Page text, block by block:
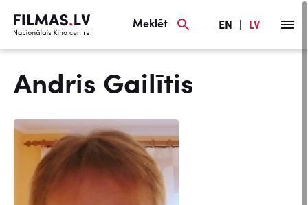
Meklēt EN LV
Andris Gailītis